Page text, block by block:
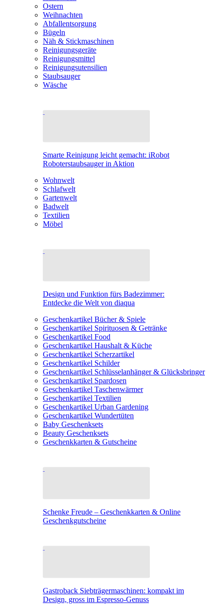
Ostern
Weihnachten
Abfallentsorgung
Bügeln
Näh & Stickmaschinen
Reinigungsgeräte
Reinigungsmittel
Reinigungsutensilien
Staubsauger
Wäsche
Smarte Reinigung leicht gemacht: iRobot
Roboterstaubsauger in Aktion
Wohnwelt
Schlafwelt
Gartenwelt
Badwelt
Textilien
Möbel
Design und Funktion fürs Badezimmer:
Entdecke die Welt von diaqua
Geschenkartikel Bücher & Spiele
Geschenkartikel Spirituosen & Getränke
Geschenkartikel Food
Geschenkartikel Haushalt & Küche
Geschenkartikel Scherzartikel
Geschenkartikel Schilder
Geschenkartikel Schlüsselanhänger & Glücksbringer
Geschenkartikel Spardosen
Geschenkartikel Taschenwärmer
Geschenkartikel Textilien
Geschenkartikel Urban Gardening
Geschenkartikel Wundertüten
Baby Geschenksets
Beauty Geschenksets
Geschenkkarten & Gutscheine
Schenke Freude – Geschenkkarten & Online
Geschenkgutscheine
Gastroback Siebträgermaschinen: kompakt im
Design, gross im Espresso-Genuss